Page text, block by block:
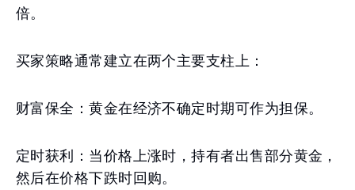
倍。
买家策略通常建立在两个主要支柱上：
财富保全：黄金在经济不确定时期可作为担保。
定时获利：当价格上涨时，持有者出售部分黄金，
然后在价格下跌时回购。